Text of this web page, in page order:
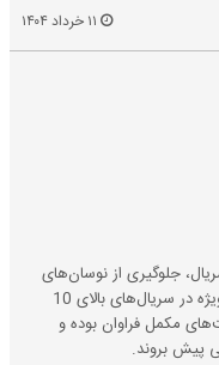
جلوگیری از نوسان‌های
ناگهانی و سینوسی شدن منحنی آن است. به ویژه در سریال‌های بالای 10
مکمل فراوان بوده و
پیش بروند.